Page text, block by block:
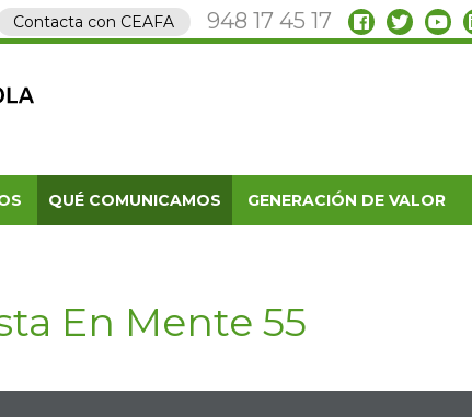
Contacta con CEAFA 948 17 45 17
QUÉ COMUNICAMOS GENERACIÓN DE VALOR
En Mente 55